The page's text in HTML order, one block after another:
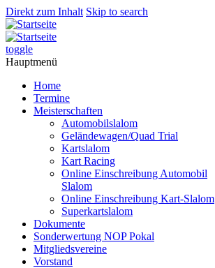
Direkt zum Inhalt Skip to search
toggle
Hauptmenü
Home
Termine
Meisterschaften
Automobilslalom
Geländewagen/Quad Trial
Kartslalom
Kart Racing
Online Einschreibung Automobil
Slalom
Online Einschreibung Kart-Slalom
Superkartslalom
Dokumente
Sonderwertung NOP Pokal
Mitgliedsvereine
Vorstand